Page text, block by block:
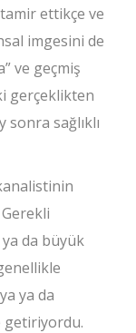
ettikçe ve
imgesini de
ve geçmiş
gerçeklikten
sonra sağlıklı
da büyük
ya da
getiriyordu.